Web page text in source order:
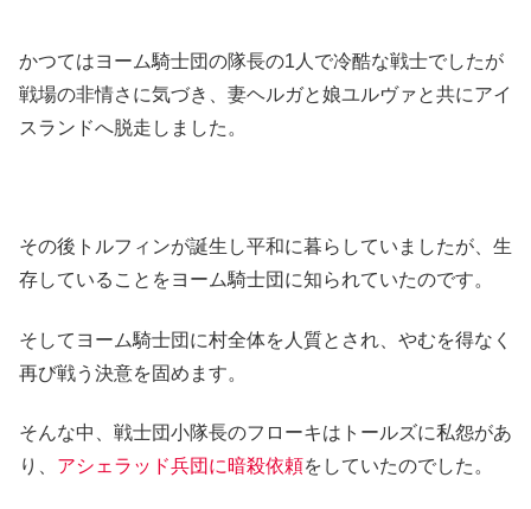
かつてはヨーム騎士団の隊長の1人で冷酷な戦士でしたが
戦場の非情さに気づき、妻ヘルガと娘ユルヴァと共にアイ
スランドへ脱走しました。
その後トルフィンが誕生し平和に暮らしていましたが、生
存していることをヨーム騎士団に知られていたのです。
そしてヨーム騎士団に村全体を人質とされ、やむを得なく
再び戦う決意を固めます。
そんな中、戦士団小隊長のフローキはトールズに私怨があ
り、 アシェラッド兵団に暗殺依頼をしていたのでした。